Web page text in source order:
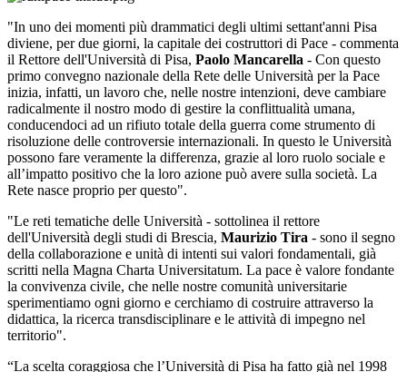
"In uno dei momenti più drammatici degli ultimi settant'anni Pisa
diviene, per due giorni, la capitale dei costruttori di Pace - commenta
il Rettore dell'Università di Pisa, Paolo Mancarella - Con questo
primo convegno nazionale della Rete delle Università per la Pace
inizia, infatti, un lavoro che, nelle nostre intenzioni, deve cambiare
radicalmente il nostro modo di gestire la conflittualità umana,
conducendoci ad un rifiuto totale della guerra come strumento di
risoluzione delle controversie internazionali. In questo le Università
possono fare veramente la differenza, grazie al loro ruolo sociale e
all’impatto positivo che la loro azione può avere sulla società. La
Rete nasce proprio per questo".
"Le reti tematiche delle Università - sottolinea il rettore
dell'Università degli studi di Brescia, Maurizio Tira - sono il segno
della collaborazione e unità di intenti sui valori fondamentali, già
scritti nella Magna Charta Universitatum. La pace è valore fondante
la convivenza civile, che nelle nostre comunità universitarie
sperimentiamo ogni giorno e cerchiamo di costruire attraverso la
didattica, la ricerca transdisciplinare e le attività di impegno nel
territorio".
“La scelta coraggiosa che l’Università di Pisa ha fatto già nel 1998